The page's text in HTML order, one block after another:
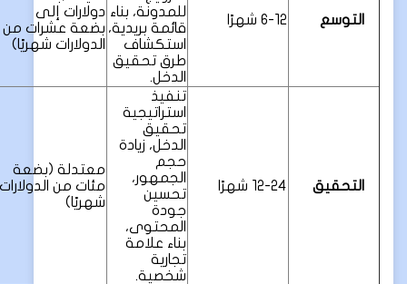
التوسع 6-12 شهرًا
للمدونة، بناء
قائمة بريدية،
استكشاف
طرق تحقيق
الدخل.
دولارات إلى
بضعة عشرات من
الدولارات شهريًا)
التحقيق 12-24 شهرًا
تنفيذ
استراتيجية
تحقيق
الدخل، زيادة
حجم
الجمهور،
تحسين
جودة
المحتوى،
بناء علامة
تجارية
شخصية.
معتدلة (بضعة
مئات من الدولارات
شهريًا)